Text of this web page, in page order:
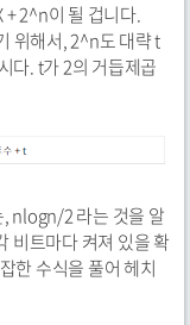
2^n이 될 겁니다.
위해서, 2^n도 대략 t
다. t가 2의 거듭제곱
nlogn/2 라는 것을 알
비트마다 켜져 있을 확
한 수식을 풀어 헤치